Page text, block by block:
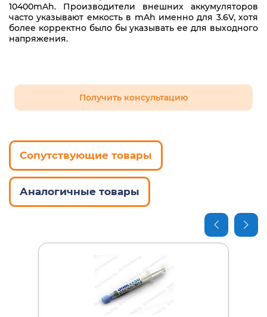
ADL135NDC3A
ADL135NLC3A
PA-1131-72
PA-1650-72
SA10J20137
10400mAh. Производители внешних аккумуляторов
часто указывают емкость в mAh именно для 3.6V, хотя
более корректно было бы указывать ее для выходного
напряжения.
Получить консультацию
Сопутствующие товары
Аналогичные товары